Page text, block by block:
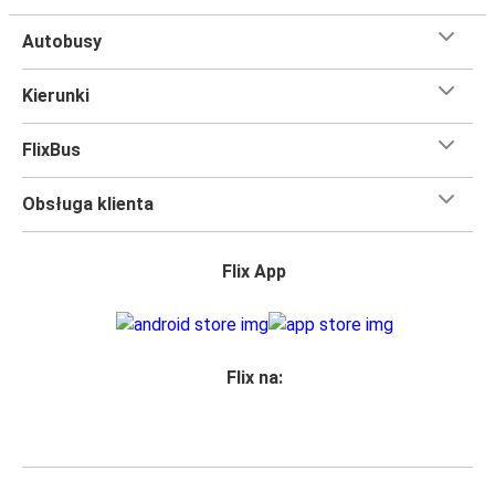
Autobusy
Kierunki
FlixBus
Obsługa klienta
Flix App
Flix na: